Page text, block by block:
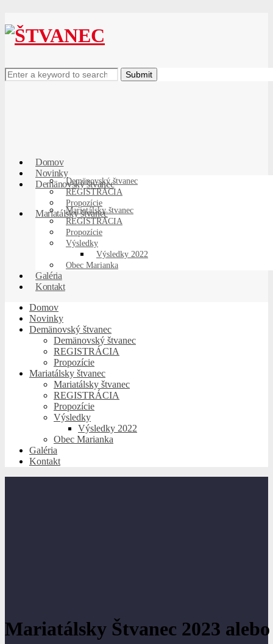
Search
for:
Domov
Novinky
Demänovský štvanec
Demänovský štvanec
REGISTRÁCIA
Propozície
Mariatálsky štvanec
Mariatálsky štvanec
REGISTRÁCIA
Propozície
Výsledky
Výsledky 2022
Obec Marianka
Galéria
Kontakt
Domov
Novinky
Demänovský štvanec
Demänovský štvanec
REGISTRÁCIA
Propozície
Mariatálsky štvanec
Mariatálsky štvanec
REGISTRÁCIA
Propozície
Výsledky
Výsledky 2022
Obec Marianka
Galéria
Kontakt
Mariatálsky Štvanec 2023